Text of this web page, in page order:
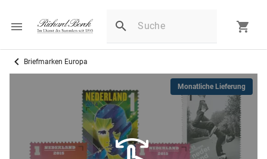
Briefmarken Europa
Monatliche Lieferung